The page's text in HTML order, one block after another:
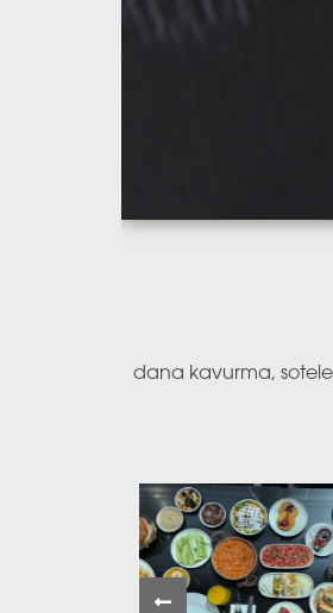
dana kavurma,